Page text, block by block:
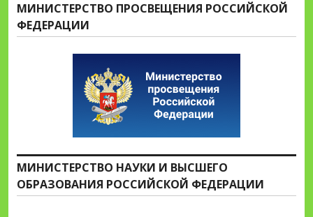
МИНИСТЕРСТВО ПРОСВЕЩЕНИЯ РОССИЙСКОЙ
ФЕДЕРАЦИИ
МИНИСТЕРСТВО НАУКИ И ВЫСШЕГО
ОБРАЗОВАНИЯ РОССИЙСКОЙ ФЕДЕРАЦИИ